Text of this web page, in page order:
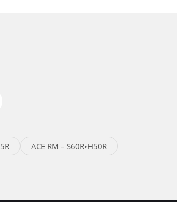
ACE RM – S60R•H50R